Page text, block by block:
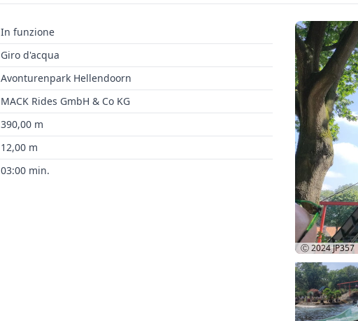
In funzione
Giro d'acqua
Avonturenpark Hellendoorn
MACK Rides GmbH & Co KG
390,00 m
12,00 m
03:00 min.
Ⓒ 2024JP357